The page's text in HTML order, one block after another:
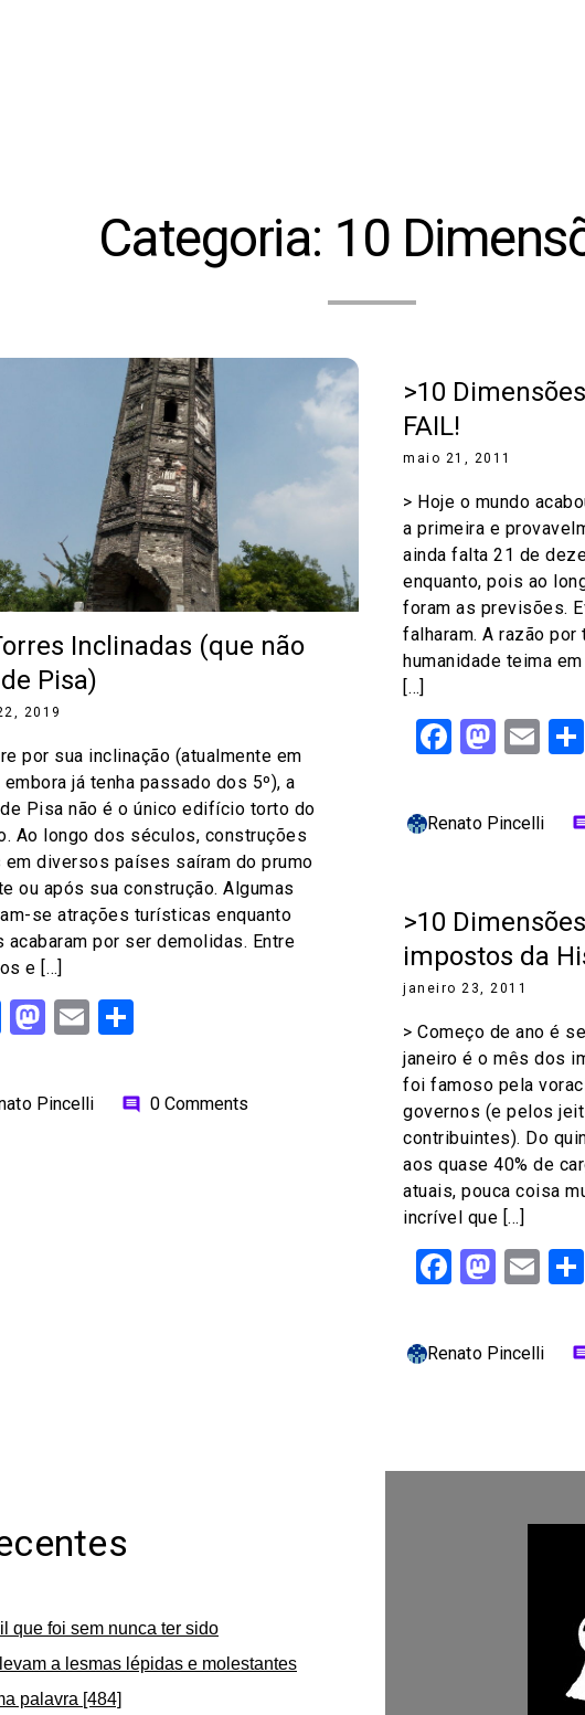
Categoria: 10
Inclinadas (que não
Pisa)
2019
por sua inclinação (atualmente em
embora já tenha passado dos 5º), a
Pisa não é o único edifício torto do
Ao longo dos séculos, construções
diversos países saíram do prumo
ou após sua construção. Algumas
se atrações turísticas enquanto
acabaram por ser demolidas. Entre
e […]
Facebook
Mastodon
Email
Pincelli comment 0 Comments
>10
FAIL!
maio 21, 2011
> Hoje o mundo
a primeira e
ainda falta 21 de
enquanto, pois ao
foram as previsões.
falharam. A razão
humanidade teima
[…]
Facebook
Renato Pincelli
>10
impostos da
janeiro 23, 2011
> Começo de ano é
janeiro é o mês dos
foi famoso pela
governos (e pelos
contribuintes). Do
aos quase 40% de
atuais, pouca coisa
incrível que […]
Facebook
Renato Pincelli
que foi sem nunca ter sido
a lesmas lépidas e molestantes
palavra [484]